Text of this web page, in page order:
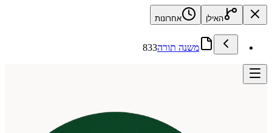
האילן אחרונות
משנה תורה833